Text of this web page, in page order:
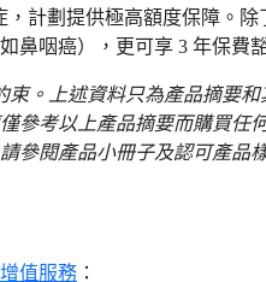
，計劃提供極高額度保障。
鼻咽癌），更可享 3 年保費
。上述資料只為產品摘要
參考以上產品摘要而購買任
參閱產品小冊子及認可產品
增值服務 ​：​